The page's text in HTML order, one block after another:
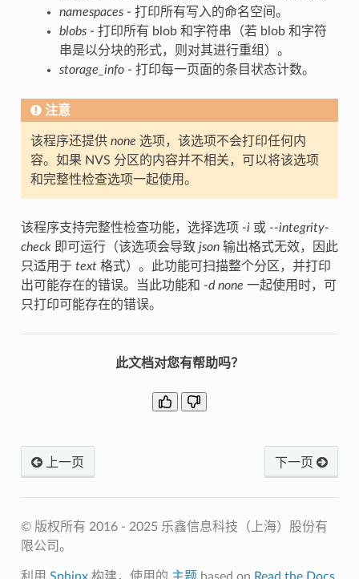
namespaces- 打印所有写入的命名空间。
blobs- 打印所有 blob 和字符串（若 blob 和字符
串是以分块的形式，则对其进行重组）。
storage_info- 打印每一页面的条目状态计数。
注意
该程序还提供 none 选项，该选项不会打印任何内
容。如果 NVS 分区的内容并不相关，可以将该选项
和完整性检查选项一起使用。
该程序支持完整性检查功能，选择选项 -i或 --integrity-
check即可运行（该选项会导致 json输出格式无效，因此
只适用于 text格式）。此功能可扫描整个分区，并打印
出可能存在的错误。当此功能和 -d none 一起使用时，可
只打印可能存在的错误。
此文档对您有帮助吗？
上一页 下一页
© 版权所有 2016 - 2025 乐鑫信息科技（上海）股份有
限公司。